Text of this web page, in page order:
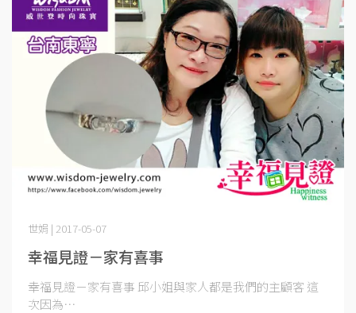
幸福見證－家有喜事
世娟 | 2017-05-07
幸福見證－家有喜事 邱小姐與家人都是我們的主顧客 這
次因為⋯